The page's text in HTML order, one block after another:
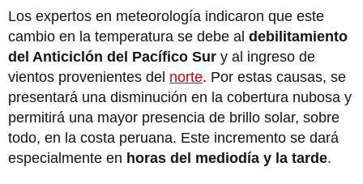
Los expertos en meteorología indicaron que este
cambio en la temperatura se debe al debilitamiento
del Anticiclón del Pacífico Sur y al ingreso de
vientos provenientes del norte. Por estas causas, se
presentará una disminución en la cobertura nubosa y
permitirá una mayor presencia de brillo solar, sobre
todo, en la costa peruana. Este incremento se dará
especialmente en horas del mediodía y la tarde.